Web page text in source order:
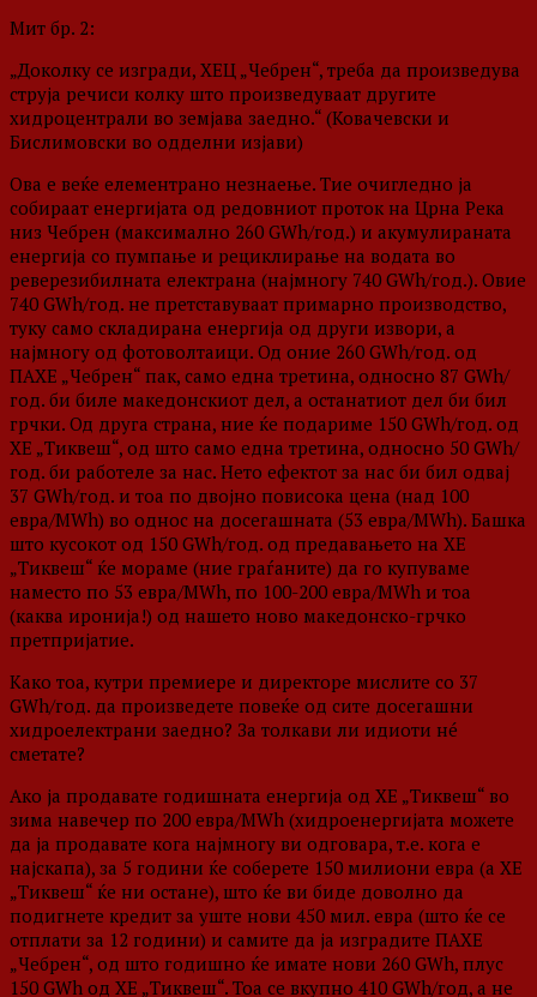
Мит бр. 2:
„Доколку се изгради, ХЕЦ „Чебрен“, треба да произведува
струја речиси колку што произведуваат другите
хидроцентрали во земјава заедно.“ (Ковачевски и
Бислимовски во одделни изјави)
Ова е веќе елементрано незнаење. Тие очигледно ја
собираат енергијата од редовниот проток на Црна Река
низ Чебрен (максимално 260 GWh/год.) и акумулираната
енергија со пумпање и рециклирање на водата во
реверезибилната електрана (најмногу 740 GWh/год.). Овие
740 GWh/год. не претставуваат примарно производство,
туку само складирана енергија од други извори, а
најмногу од фотоволтаици. Од оние 260 GWh/год. од
ПАХЕ „Чебрен“ пак, само една третина, односно 87 GWh/
год. би биле македонскиот дел, а останатиот дел би бил
грчки. Од друга страна, ние ќе подариме 150 GWh/год. од
ХЕ „Тиквеш“, од што само една третина, односно 50 GWh/
год. би работеле за нас. Нето ефектот за нас би бил одвај
37 GWh/год. и тоа по двојно повисока цена (над 100
евра/MWh) во однос на досегашната (53 евра/MWh). Башка
што кусокот од 150 GWh/год. од предавањето на ХЕ
„Тиквеш“ ќе мораме (ние граѓаните) да го купуваме
наместо по 53 евра/MWh, по 100-200 евра/MWh и тоа
(каква иронија!) од нашето ново македонско-грчко
претпријатие.
Како тоа, кутри премиере и директоре мислите со 37
GWh/год. да произведете повеќе од сите досегашни
хидроелектрани заедно? За толкави ли идиоти нé
сметате?
Ако ја продавате годишната енергија од ХЕ „Тиквеш“ во
зима навечер по 200 евра/MWh (хидроенергијата можете
да ја продавате кога најмногу ви одговара, т.е. кога е
најскапа), за 5 години ќе соберете 150 милиони евра (а ХЕ
„Тиквеш“ ќе ни остане), што ќе ви биде доволно да
подигнете кредит за уште нови 450 мил. евра (што ќе се
отплати за 12 години) и самите да ја изградите ПАХЕ
„Чебрен“, од што годишно ќе имате нови 260 GWh, плус
150 GWh од ХЕ „Тиквеш“. Тоа се вкупно 410 GWh/год, а не